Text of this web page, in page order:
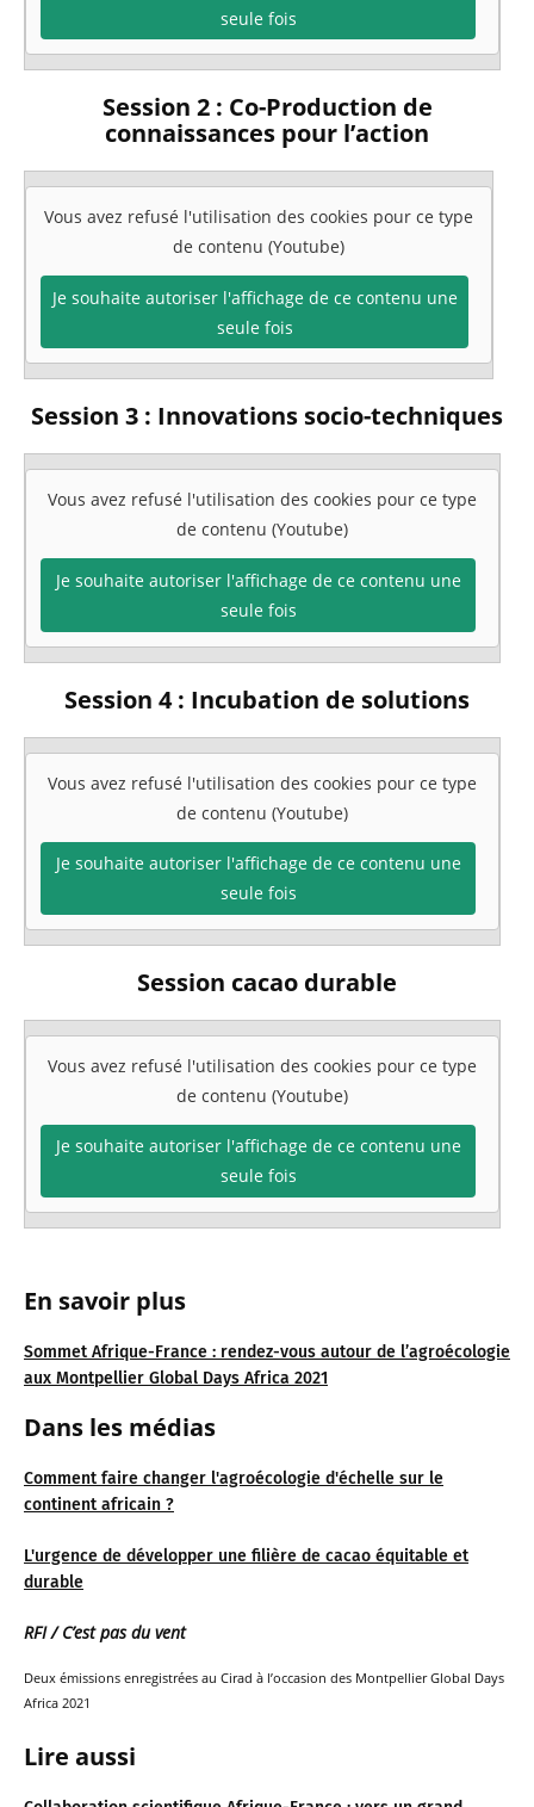
En savoir plus
Sommet Afrique-France : rendez-vous autour de l’agroécologie
aux Montpellier Global Days Africa 2021
Dans les médias
Comment faire changer l'agroécologie d'échelle sur le
continent africain ?
L'urgence de développer une filière de cacao équitable et
durable
RFI / C’est pas du vent
Deux émissions enregistrées au Cirad à l’occasion des Montpellier Global Days
Africa 2021
Lire aussi
seule fois
Session 2 : Co-Production de
connaissances pour l’action
Vous avez refusé l'utilisation des cookies pour ce type
de contenu (Youtube)
Je souhaite autoriser l'affichage de ce contenu une
seule fois
Session 3 : Innovations socio-techniques
Vous avez refusé l'utilisation des cookies pour ce type
de contenu (Youtube)
Je souhaite autoriser l'affichage de ce contenu une
seule fois
Session 4 : Incubation de solutions
Vous avez refusé l'utilisation des cookies pour ce type
de contenu (Youtube)
Je souhaite autoriser l'affichage de ce contenu une
seule fois
Session cacao durable
Vous avez refusé l'utilisation des cookies pour ce type
de contenu (Youtube)
Je souhaite autoriser l'affichage de ce contenu une
seule fois